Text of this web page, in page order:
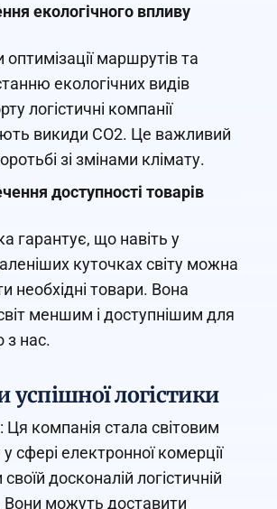
екологічного впливу
маршрутів та
екологічних видів
логістичні компанії
викиди CO2. Це важливий
зі змінами клімату.
доступності товарів
гарантує, що навіть у
куточках світу можна
необхідні товари. Вона
меншим і доступнішим для
з нас.
успішної логістики
: Ця компанія стала світовим
сфері електронної комерції
досконалій логістичній
Вони можуть доставити